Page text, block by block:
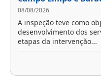
08/08/2026
A inspeção teve como
desenvolvimento dos
etapas da intervenção...